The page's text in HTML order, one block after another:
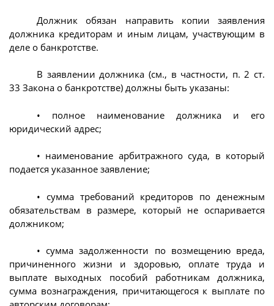
Должник обязан направить копии заявления
должника кредиторам и иным лицам, участвующим в
деле о банкротстве.
В заявлении должника (см., в частности, п. 2 ст.
33 Закона о банкротстве) должны быть указаны:
• полное наименование должника и его
юридический адрес;
• наименование арбитражного суда, в который
подается указанное заявление;
• сумма требований кредиторов по денежным
обязательствам в размере, который не оспаривается
должником;
• сумма задолженности по возмещению вреда,
причиненного жизни и здоровью, оплате труда и
выплате выходных пособий работникам должника,
сумма вознаграждения, причитающегося к выплате по